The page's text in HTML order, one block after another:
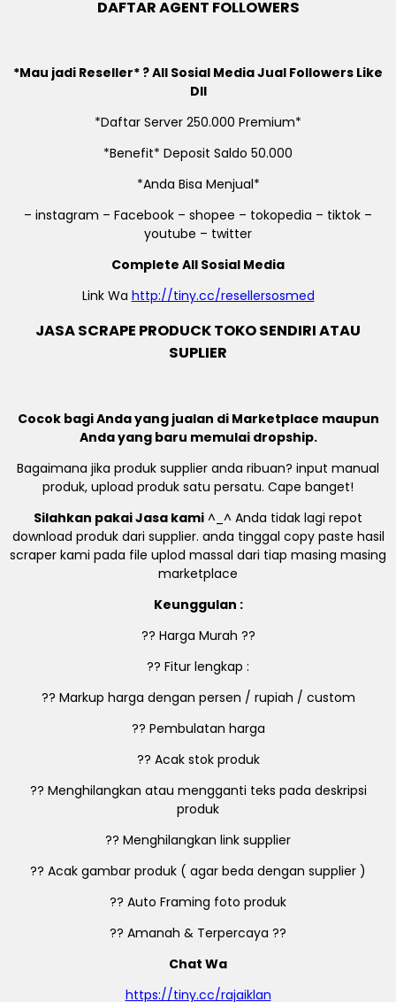
DAFTAR AGENT FOLLOWERS
*Mau jadi Reseller* ? All Sosial Media Jual Followers Like
Dll
*Daftar Server 250.000 Premium*
*Benefit* Deposit Saldo 50.000
*Anda Bisa Menjual*
– instagram – Facebook – shopee – tokopedia – tiktok –
youtube – twitter
Complete All Sosial Media
Link Wa http://tiny.cc/resellersosmed
JASA SCRAPE PRODUCK TOKO SENDIRI ATAU
SUPLIER
Cocok bagi Anda yang jualan di Marketplace maupun
Anda yang baru memulai dropship.
Bagaimana jika produk supplier anda ribuan? input manual
produk, upload produk satu persatu. Cape banget!
Silahkan pakai Jasa kami ^_^ Anda tidak lagi repot
download produk dari supplier. anda tinggal copy paste hasil
scraper kami pada file uplod massal dari tiap masing masing
marketplace
Keunggulan :
?? Harga Murah ??
?? Fitur lengkap :
?? Markup harga dengan persen / rupiah / custom
?? Pembulatan harga
?? Acak stok produk
?? Menghilangkan atau mengganti teks pada deskripsi
produk
?? Menghilangkan link supplier
?? Acak gambar produk ( agar beda dengan supplier )
?? Auto Framing foto produk
?? Amanah & Terpercaya ??
Chat Wa
https://tiny.cc/rajaiklan